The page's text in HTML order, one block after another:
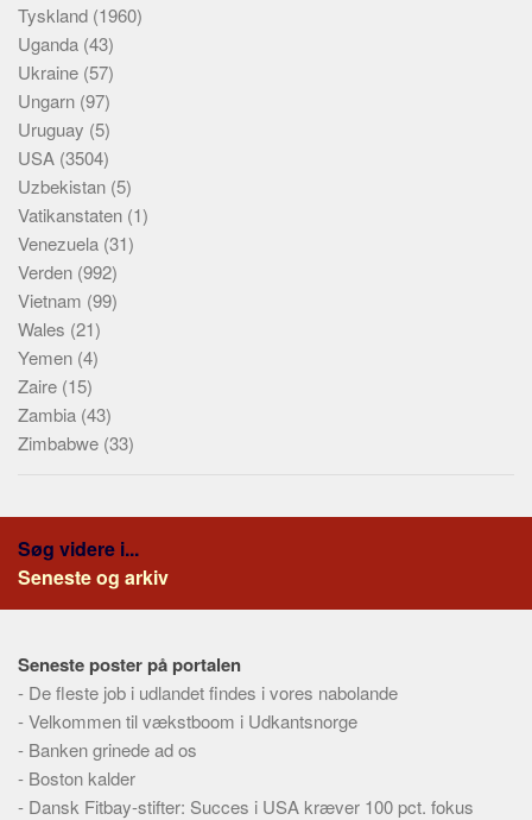
Tyskland (1960)
Uganda (43)
Ukraine (57)
Ungarn (97)
Uruguay (5)
USA (3504)
Uzbekistan (5)
Vatikanstaten (1)
Venezuela (31)
Verden (992)
Vietnam (99)
Wales (21)
Yemen (4)
Zaire (15)
Zambia (43)
Zimbabwe (33)
Søg videre i...
Seneste og arkiv
Seneste poster på portalen
- De fleste job i udlandet findes i vores nabolande
-Velkommen til vækstboom i Udkantsnorge
- Banken grinede ad os
- Boston kalder
- Dansk Fitbay-stifter: Succes i USA kræver 100 pct. fokus